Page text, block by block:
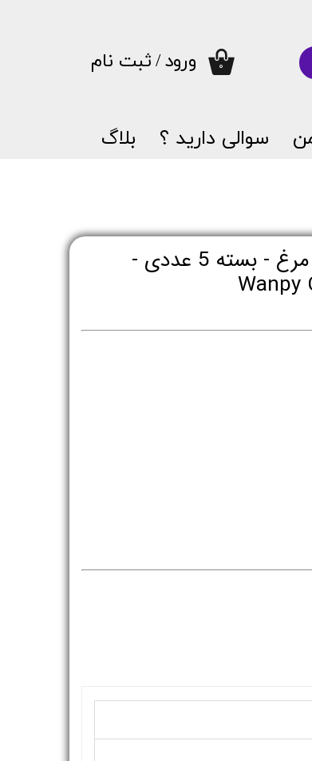
سوالی دارید ؟ بلاگ
۰ ورود/ثبت نام
بستنی گربه ونپی با طعم مرغ - بسته 5 عددی -
Wanpy